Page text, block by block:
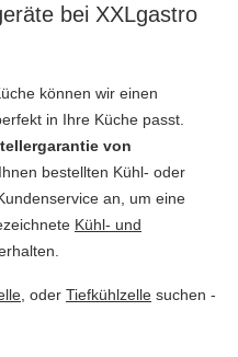
bei XXLgastro
können wir einen
in Ihre Küche passt.
von
bestellten Kühl- oder
an, um eine
Kühl- und
, oder Tiefkühlzelle suchen -